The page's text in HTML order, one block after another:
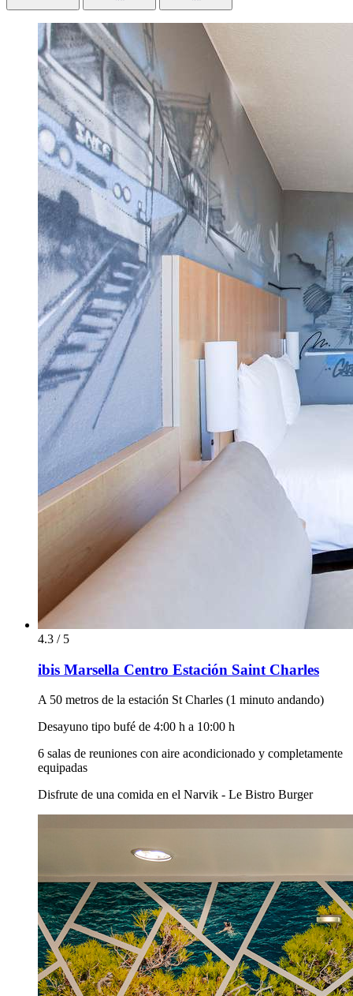
4.3 / 5
ibis Marsella Centro Estación Saint Charles
A 50 metros de la estación St Charles (1 minuto andando)
Desayuno tipo bufé de 4:00 h a 10:00 h
6 salas de reuniones con aire acondicionado y completamente
equipadas
Disfrute de una comida en el Narvik - Le Bistro Burger